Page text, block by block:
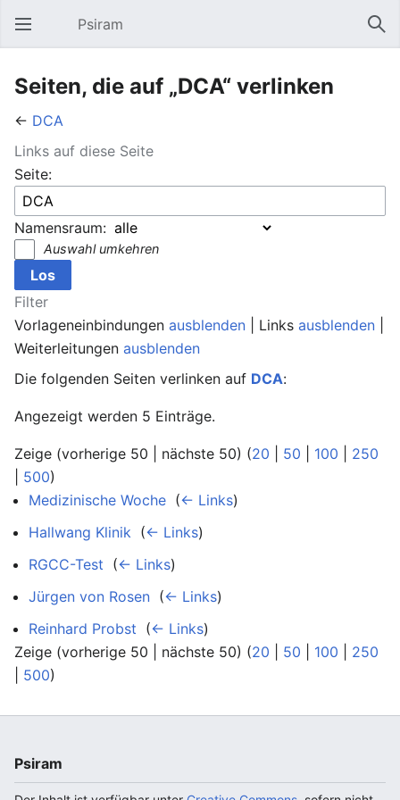
Hauptmenü öffnen Psiram
Seiten, die auf „DCA“ verlinken
← DCA
Links auf diese Seite
Seite:
Namensraum:
Auswahl umkehren
Filter
Vorlageneinbindungen ausblenden | Links ausblenden
Weiterleitungen ausblenden
Die folgenden Seiten verlinken auf DCA:
Angezeigt werden 5 Einträge.
Zeige (vorherige 50 | nächste 50) (20 50 100
250
500)
Medizinische Woche (← Links)
Hallwang Klinik (← Links)
RGCC-Test (← Links)
Jürgen von Rosen (← Links)
Reinhard Probst (← Links)
Zeige (vorherige 50 | nächste 50) (20 50 100
250
500)
Psiram